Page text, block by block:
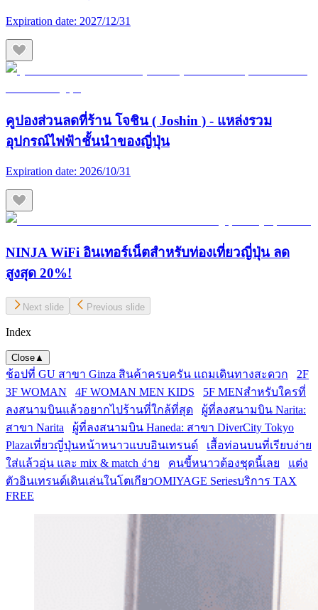
Expiration date: 2027/12/31
คูปองส่วนลดที่ร้าน โจชิน ( Joshin ) - แหล่งรวม
อุปกรณ์ไฟฟ้าชั้นนำของญี่ปุ่น
Expiration date: 2026/10/31
NINJA WiFi อินเทอร์เน็ตสำหรับท่องเที่ยวญี่ปุ่น ลด
สูงสุด 20%!
Next slide Previous slide
Index
Close▲
ช้อปที่ GU สาขา Ginza สินค้าครบครัน แถมเดินทางสะดวก
2F
3F WOMAN
4F WOMAN MEN KIDS 5F MENสำหรับใครที่
ลงสนามบินแล้วอยากไปร้านที่ใกล้ที่สุด
ผู้ที่ลงสนามบิน Narita:
สาขา Narita
ผู้ที่ลงสนามบิน Haneda: สาขา DiverCity Tokyo
Plazaเที่ยวญี่ปุ่นหน้าหนาวแบบอินเทรนด์
เสื้อท่อนบนที่เรียบง่าย
ใส่แล้วอุ่น และ mix & match ง่าย
คนขี้หนาวต้องชุดนี้เลย
แต่ง
ตัวอินเทรนด์เดินเล่นในโตเกียวOMIYAGE Seriesบริการ TAX
FREE